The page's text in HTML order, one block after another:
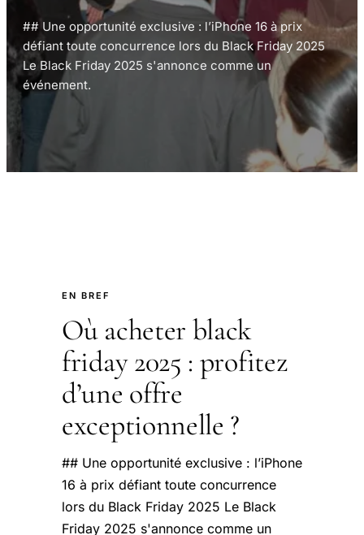
## Une opportunité exclusive : l’iPhone 16 à prix
défiant toute concurrence lors du Black Friday 2025
Le Black Friday 2025 s'annonce comme un
événement.
EN BREF
Où acheter black
friday 2025 : profitez
d’une offre
exceptionnelle ?
## Une opportunité exclusive : l’iPhone
16 à prix défiant toute concurrence
lors du Black Friday 2025 Le Black
Friday 2025 s'annonce comme un